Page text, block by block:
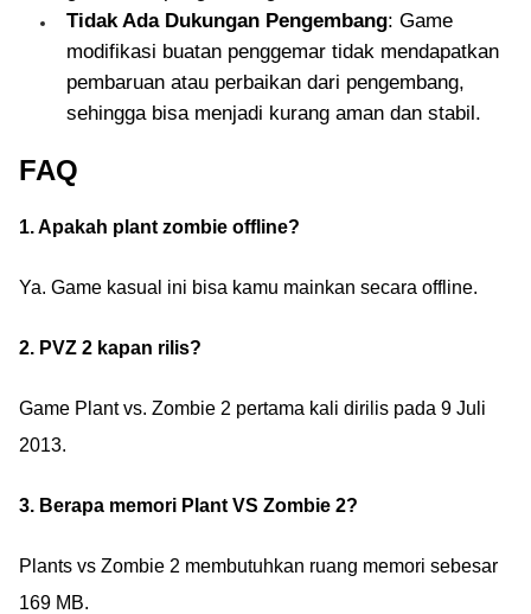
Tidak Ada Dukungan Pengembang: Game
modifikasi buatan penggemar tidak mendapatkan
pembaruan atau perbaikan dari pengembang,
sehingga bisa menjadi kurang aman dan stabil.
FAQ
1. Apakah plant zombie offline?
Ya. Game kasual ini bisa kamu mainkan secara offline.
2. PVZ 2 kapan rilis?
Game Plant vs. Zombie 2 pertama kali dirilis pada 9 Juli
2013.
3. Berapa memori Plant VS Zombie 2?
Plants vs Zombie 2 membutuhkan ruang memori sebesar
169 MB.